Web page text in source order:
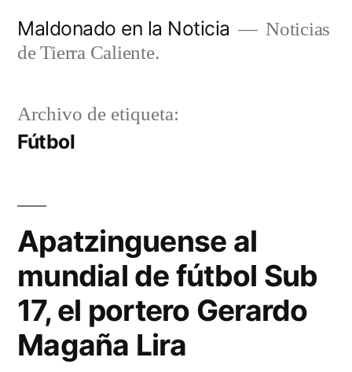
Maldonado en la Noticia
Noticias
de Tierra Caliente.
Archivo de etiqueta:
Fútbol
Apatzinguense al
mundial de fútbol Sub
17, el portero Gerardo
Magaña Lira